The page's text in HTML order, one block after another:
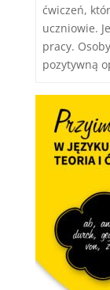
ćwiczeń,
uczniowie.
pracy.
pozytywną